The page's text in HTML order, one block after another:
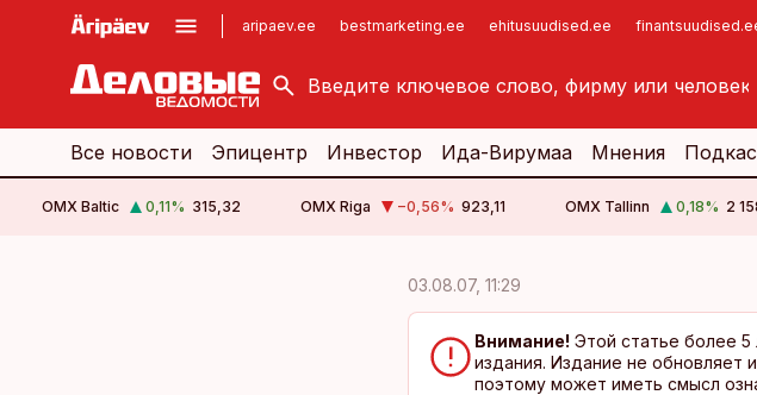
aripaev.ee bestmarketing.ee ehitusuudised.ee
kinnisvarauudised.ee
logistikauudised.ee
imelineajalugu.ee
Все новости Эпицентр Инвестор Ида-Вирумаа Мнения
OMX Baltic 0,11% 315,32 OMX Riga −0,56% 923,11 OMX Tallinn 0,18% 2
03.08.07, 11:29
Внимание! Этой статье более 5
издания. Издание не обновляет
поэтому может иметь смысл